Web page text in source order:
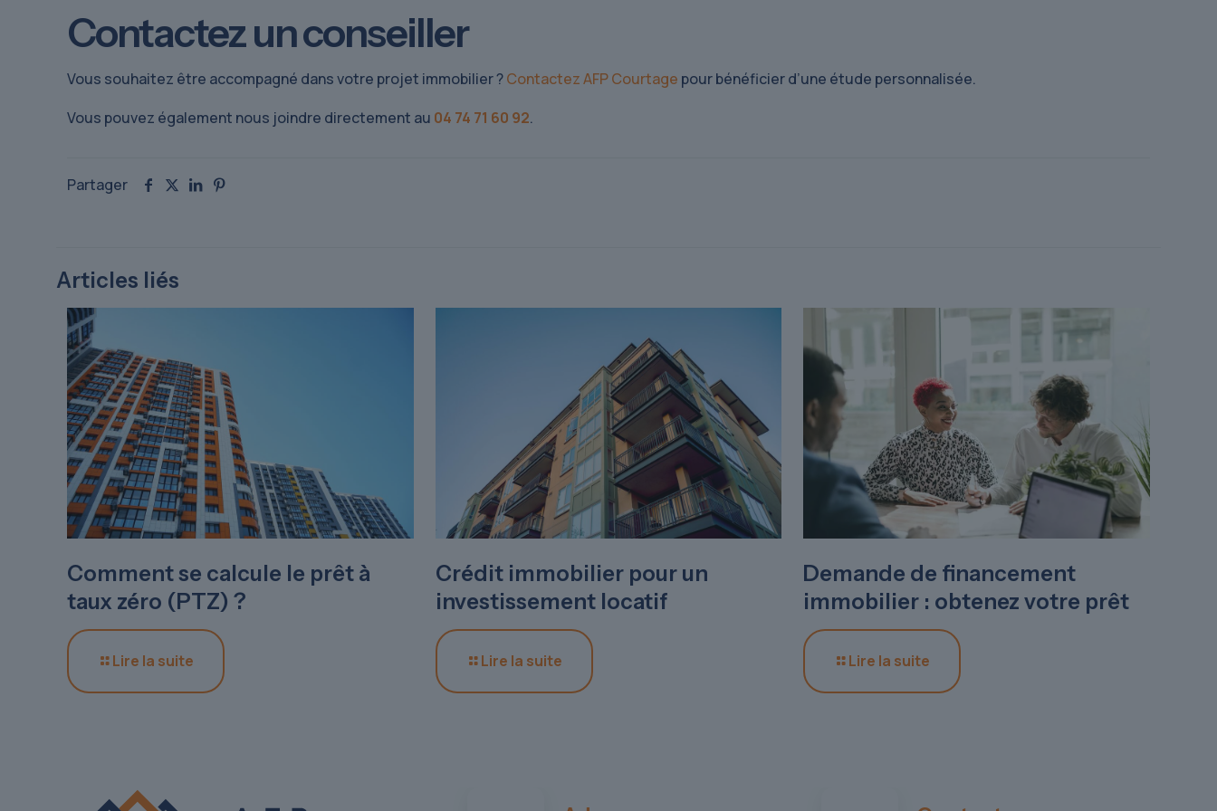
Contactez un conseiller
Vous souhaitez être accompagné dans votre projet immobilier ?Contactez AFP Courtage pour bénéficier d’une étude personnalisée.
Vous pouvez également nous joindre directement au 04 74 71 60 92.
Partager
Articles liés
Comment se calcule le prêt à
taux zéro (PTZ) ?
Lire la suite
Crédit immobilier pour un
investissement locatif
Lire la suite
Demande de financement
immobilier : obtenez votre prêt
Lire la suite